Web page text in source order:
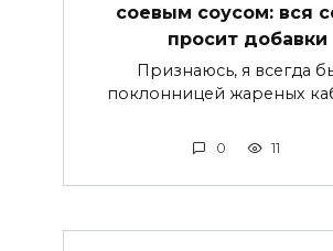
соевым соусом: вся
просит добавки
Признаюсь, я всегда
поклонницей жареных
0 11